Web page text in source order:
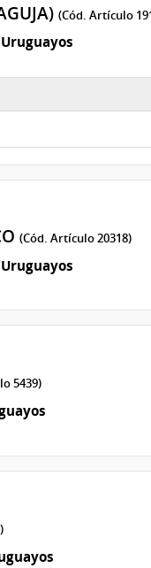
(Cód. Artículo
(Cód. Artículo 20318)
5439)